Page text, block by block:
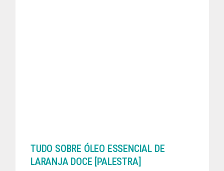
TUDO SOBRE ÓLEO ESSENCIAL DE
LARANJA DOCE [PALESTRA]